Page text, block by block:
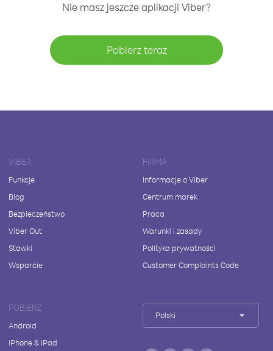
Nie masz jeszcze aplikacji Viber?
Pobierz teraz
VIBER
Funkcje
Blog
Bezpieczeństwo
Viber Out
Stawki
Wsparcie
FIRMA
Informacje o Viber
Centrum marek
Praca
Warunki i zasady
Polityka prywatności
Customer Complaints Code
POBIERZ
Android
iPhone & iPad
Polski